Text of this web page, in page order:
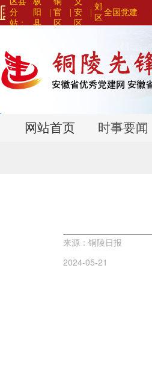
分
站：
阳
县
官
区
|安
区
|
郊
区
全国党建
网站首页 时事要闻
来源：铜陵日报
2024-05-21